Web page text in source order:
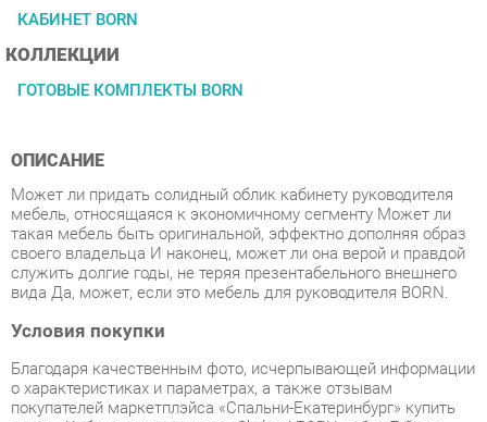
ГОТОВЫЕ КОМПЛЕКТЫ BORN
ОПИСАНИЕ
такая мебель быть оригинальной, эффектно дополняя образ
служить долгие годы, не теряя презентабельного внешнего
вида Да, может, если это мебель для руководителя BORN.
Условия покупки
Благодаря качественным фото, исчерпывающей информации
покупателей маркетплэйса «Спальни-Екатеринбург» купить
товар «Кабинет руководителя Skyland БОРН набор 7 Орех
Даллас» категории Готовые комплекты производства Skyland
с доставкой из Екатеринбурга по цене со скидкой и
гарантией от производителя не составит труда.